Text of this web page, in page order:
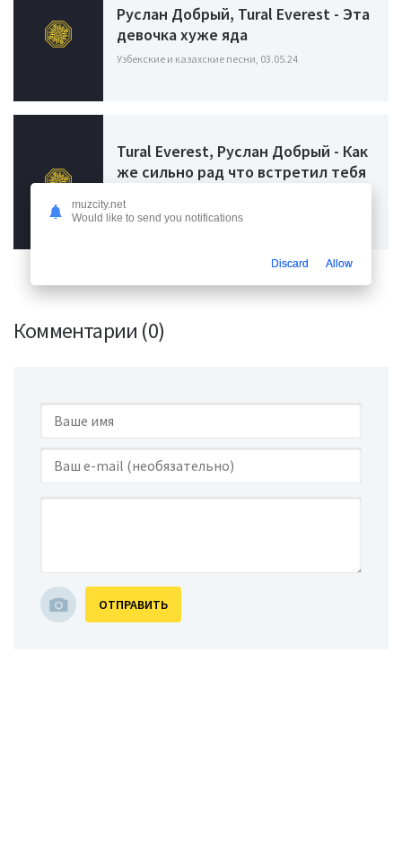
Руслан Добрый, Tural Everest - Эта
девочка хуже яда
Узбекские и казахские песни, 03.05.24
Tural Everest, Руслан Добрый - Как
же сильно рад что встретил тебя
Узбекские и казахские песни, 14.03.24
Комментарии (0)
ОТПРАВИТЬ
muzcity.net
Would like to send you notifications
Discard Allow